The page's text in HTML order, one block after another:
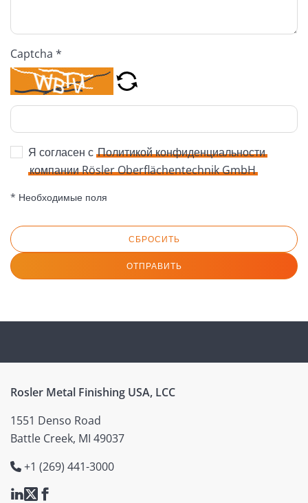
Captcha *
Я согласен с Политикой конфиденциальности
компании Rösler Oberflächentechnik GmbH
* Необходимые поля
СБРОСИТЬ
ОТПРАВИТЬ
Rosler Metal Finishing USA, LCC
1551 Denso Road
Battle Creek, MI 49037
+1 (269) 441-3000